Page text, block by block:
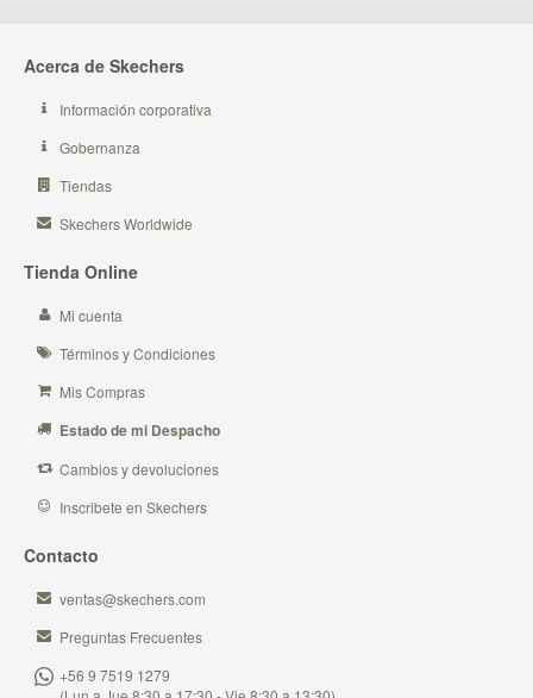
Acerca de Skechers
Información corporativa
Gobernanza
Tiendas
Skechers Worldwide
Tienda Online
Mi cuenta
Términos y Condiciones
Mis Compras
Estado de mi Despacho
Cambios y devoluciones
Inscribete en Skechers
Contacto
ventas@skechers.com
Preguntas Frecuentes
+56 9 7519 1279